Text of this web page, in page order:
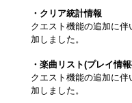
・クリア統計情報
クエスト機能の追加に
加しました。
・楽曲リスト(プレイ情
クエスト機能の追加に
加しました。